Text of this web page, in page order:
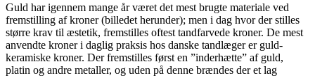
Guld har igennem mange år været det mest brugte materiale ved
fremstilling af kroner (billedet herunder); men i dag hvor der stilles
større krav til æstetik, fremstilles oftest tandfarvede kroner. De mest
anvendte kroner i daglig praksis hos danske tandlæger er guld-
keramiske kroner. Der fremstilles først en ”inderhætte” af guld,
platin og andre metaller, og uden på denne brændes der et lag